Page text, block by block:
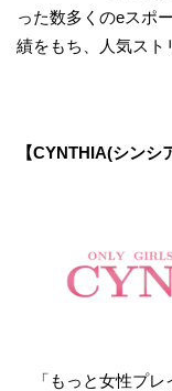
った数多くのeスポ
績をもち、人気スト
【CYNTHIA(シンシ
「もっと女性プレ